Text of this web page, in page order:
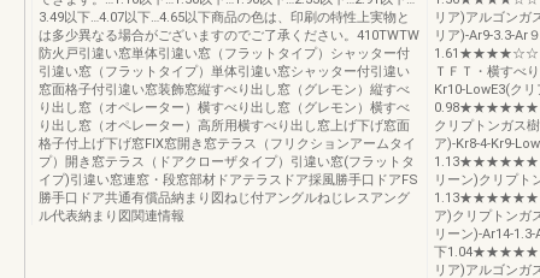
3.49以下…4.07以下…4.65以下商品の色は、印刷の特性上実物と
は多少異なる場合がございますのでご了承ください。410TWTW
防火戸引違い窓単体引違い窓（フラットタイプ）シャッター付
引違い窓（フラットタイプ）単体引違い窓シャッター付引違い
窓面格子付引違い窓装飾窓縦すべり出し窓（グレモン）縦すべ
り出し窓（オペレーター）横すべり出し窓（グレモン）横すべ
り出し窓（オペレーター）高所用横すべり出し窓上げ下げ窓面
格子付上げ下げ窓FIX窓開き窓テラス（フリクションアームタイ
プ）開き窓テラス（ドアクローザタイプ）引違い窓(フラットタ
イプ)引違い窓連窓・段窓部材ドアテラスドア採風勝手口ドアFS
勝手口ドア共通有償品納まり図ねじ付アングルねじレスアング
ル代表納まり図関連情報
リア)アルゴン
リア)-Ar9-3.3-Ar
ＴＦＴ・横すべ
Kr10-LowE3(ク
クリプトンガ
ア)-Kr8-4-Kr9-
リーン)クリプト
ア)クリプトン
リーン)-Ar14-
下
リア)アルゴン